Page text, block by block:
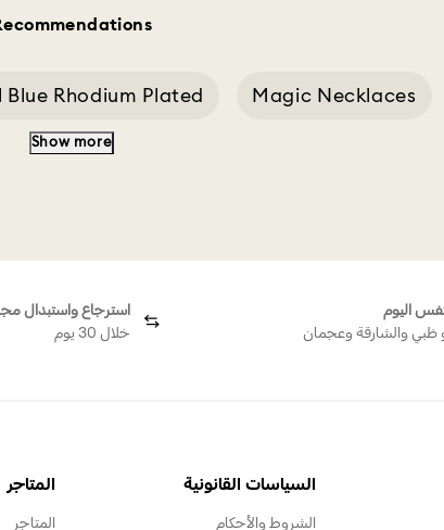
Magic Necklaces
Rhodium Plated
Show more
اليوم
ظبي والشارقة وعجمان
استرجاع واستبدال
خلال 30 يوم
السياسات القانونية
الشروط والأحكام
المتاجر
المتاجر